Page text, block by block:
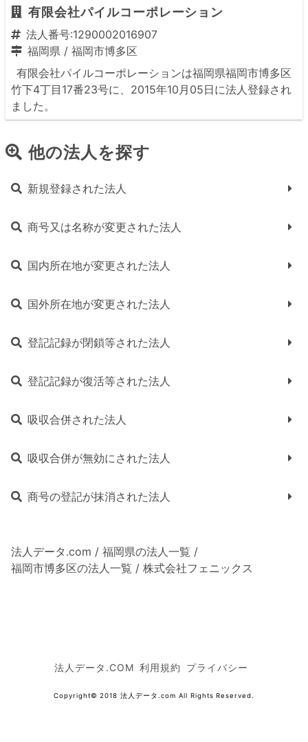
有限会社パイルコーポレーション
法人番号:1290002016907
福岡県 / 福岡市博多区
有限会社パイルコーポレーションは福岡県福岡市博多区
竹下4丁目17番23号に、2015年10月05日に法人登録され
ました。
他の法人を探す
新規登録された法人
商号又は名称が変更された法人
国内所在地が変更された法人
国外所在地が変更された法人
登記記録が閉鎖等された法人
登記記録が復活等された法人
吸収合併された法人
吸収合併が無効にされた法人
商号の登記が抹消された法人
法人データ.com / 福岡県の法人一覧 /
福岡市博多区の法人一覧 / 株式会社フェニックス
法人データ.COM 利用規約 プライバシー
Copyright© 2018 法人データ.com All Rights Reserved.